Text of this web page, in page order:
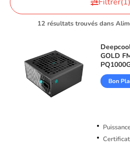
12 résultats trouvés dans
GOLD
Bon